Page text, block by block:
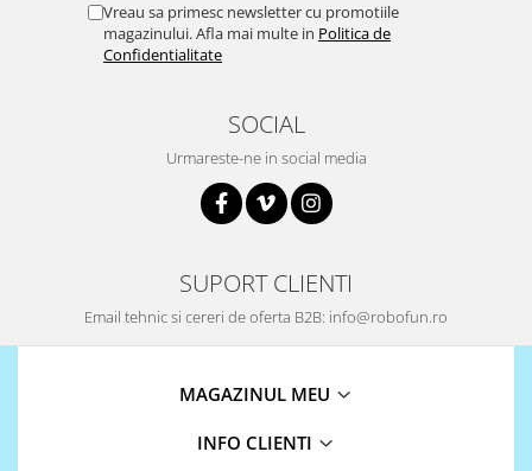
Vreau sa primesc newsletter cu promotiile
magazinului. Afla mai multe in Politica de
Confidentialitate
SOCIAL
Urmareste-ne in social media
SUPORT CLIENTI
Email tehnic si cereri de oferta B2B: info@robofun.ro
MAGAZINUL MEU
INFO CLIENTI